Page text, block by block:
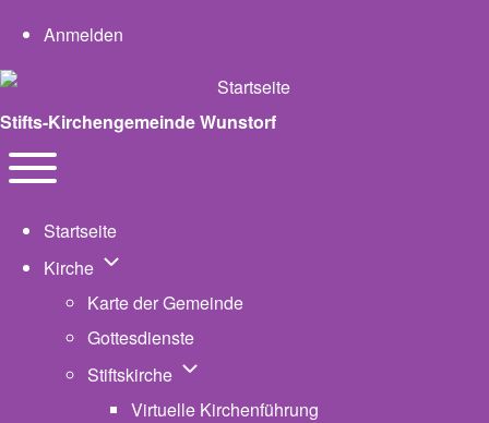
User account menu
Anmelden
Stifts-Kirchengemeinde Wunstorf
Navigation
Startseite
Kirche Unternavigation von Kirche
Karte der Gemeinde
Gottesdienste
Stiftskirche Unternavigation von Stiftskirche
Virtuelle Kirchenführung